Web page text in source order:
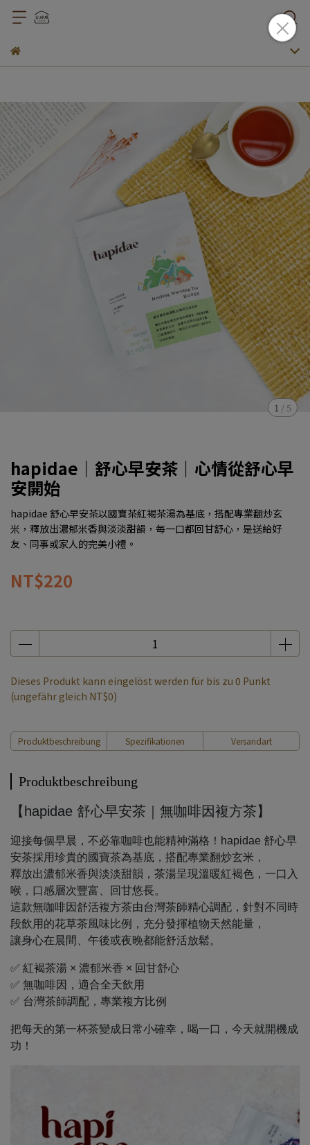
1 / 5
hapidae｜舒心早安茶｜心情從舒心早
安開始
hapidae 舒心早安茶以國寶茶紅褐茶湯為基底，搭配專業翻炒玄
米，釋放出濃郁米香與淡淡甜韻，每一口都回甘舒心，是送給好
友、同事或家人的完美小禮。
NT$220
Dieses Produkt kann eingelöst werden für bis zu 0 Punkt
(ungefähr gleich NT$0)
Produktbeschreibung Spezifikationen Versandart
Produktbeschreibung
【hapidae 舒心早安茶｜無咖啡因複方茶】
迎接每個早晨，不必靠咖啡也能精神滿格！hapidae 舒心早
安茶採用珍貴的國寶茶為基底，搭配專業翻炒玄米，
釋放出濃郁米香與淡淡甜韻，茶湯呈現溫暖紅褐色，一口入
喉，口感層次豐富、回甘悠長。
這款無咖啡因舒活複方茶由台灣茶師精心調配，針對不同時
段飲用的花草茶風味比例，充分發揮植物天然能量，
讓身心在晨間、午後或夜晚都能舒活放鬆。
✅ 紅褐茶湯 × 濃郁米香 × 回甘舒心
✅ 無咖啡因，適合全天飲用
✅ 台灣茶師調配，專業複方比例
把每天的第一杯茶變成日常小確幸，喝一口，今天就開機成
功！